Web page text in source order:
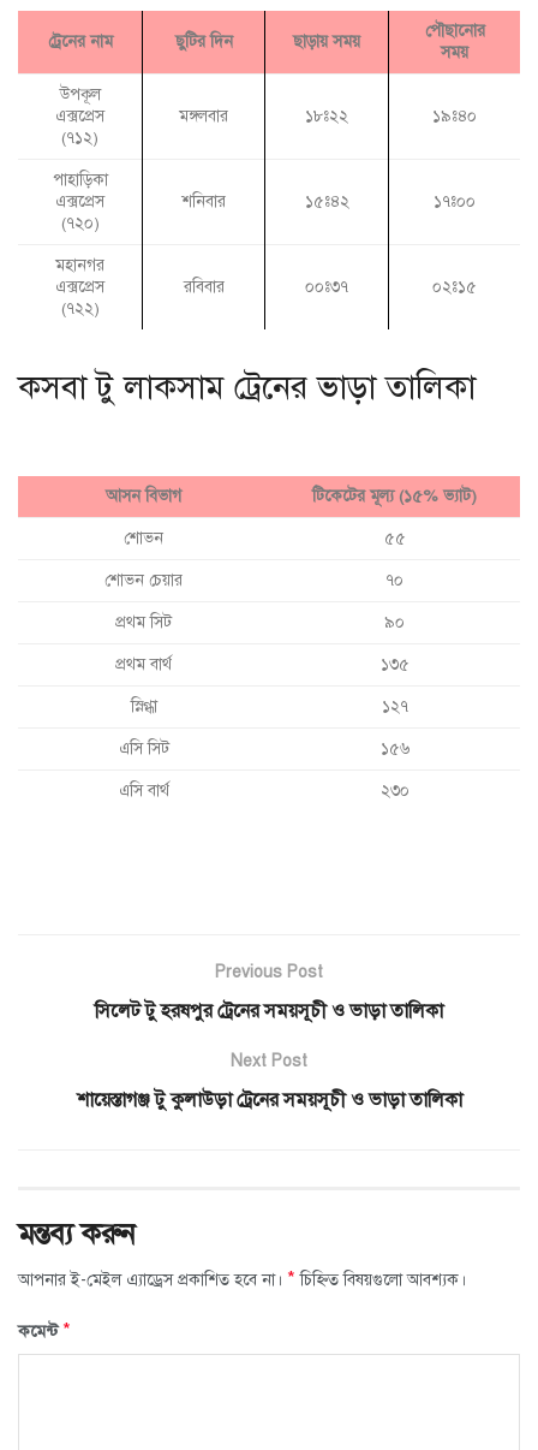
ট্রেনের নাম ছুটির দিন ছাড়ায় সময়
পৌছানোর
সময়
উপকূল
এক্সপ্রেস
(৭১২)
মঙ্গলবার ১৮ঃ২২ ১৯ঃ৪০
পাহাড়িকা
এক্সপ্রেস
(৭২০)
শনিবার ১৫ঃ৪২ ১৭ঃ০০
মহানগর
এক্সপ্রেস
(৭২২)
রবিবার ০০ঃ৩৭ ০২ঃ১৫
কসবা টু লাকসাম ট্রেনের ভাড়া তালিকা
আসন বিভাগ টিকেটের মূল্য (১৫% ভ্যাট)
শোভন ৫৫
শোভন চেয়ার ৭০
প্রথম সিট ৯০
প্রথম বার্থ ১৩৫
স্নিগ্ধা ১২৭
এসি সিট ১৫৬
এসি বার্থ ২৩০
Previous Post
সিলেট টু হরষপুর ট্রেনের সময়সূচী ও ভাড়া তালিকা
Next Post
শায়েস্তাগঞ্জ টু কুলাউড়া ট্রেনের সময়সূচী ও ভাড়া তালিকা
মন্তব্য করুন
আপনার ই-মেইল এ্যাড্রেস প্রকাশিত হবে না। * চিহ্নিত বিষয়গুলো আবশ্যক।
কমেন্ট*